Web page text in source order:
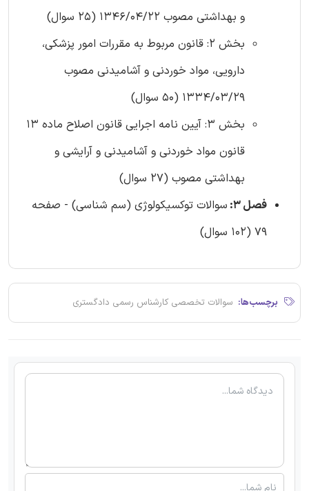
و بهداشتی ‌مصوب 1346/04/22 (25 سوال)
بخش 2: قانون مربوط به مقررات امور پزشکی،
دارویی، مواد خوردنی و آشامیدنی مصوب
1334/03/29 (50 سوال)
بخش 3: آیین نامه اجرایی قانون اصلاح ماده 13
قانون مواد خوردنی و آشامیدنی و آرایشی و
بهداشتی مصوب (27 سوال)
فصل 3:
سوالات توکسیکولوژی (سم شناسی) - صفحه
79 (102 سوال)
برچسب‌ها: سوالات تخصصی کارشناس رسمی دادگستری